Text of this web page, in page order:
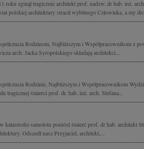
roku zginął tragicznie architekt prof. nadzw. dr hab. inż.
polskiej architektury stracił wybitnego Człowieka, a my
Rodzinom, Najbliższym i Współpracownikom z
arch. Jacka Syropolskiego składają architekci...
Rodzinie, Najbliższym i Współpracownikom
tragicznej śmierci prof. dr. hab. inż. arch. Stefana...
katastrofie samolotu poniósł śmierć prof. dr hab. architekt
Odszedł nasz Przyjaciel, architekt,...